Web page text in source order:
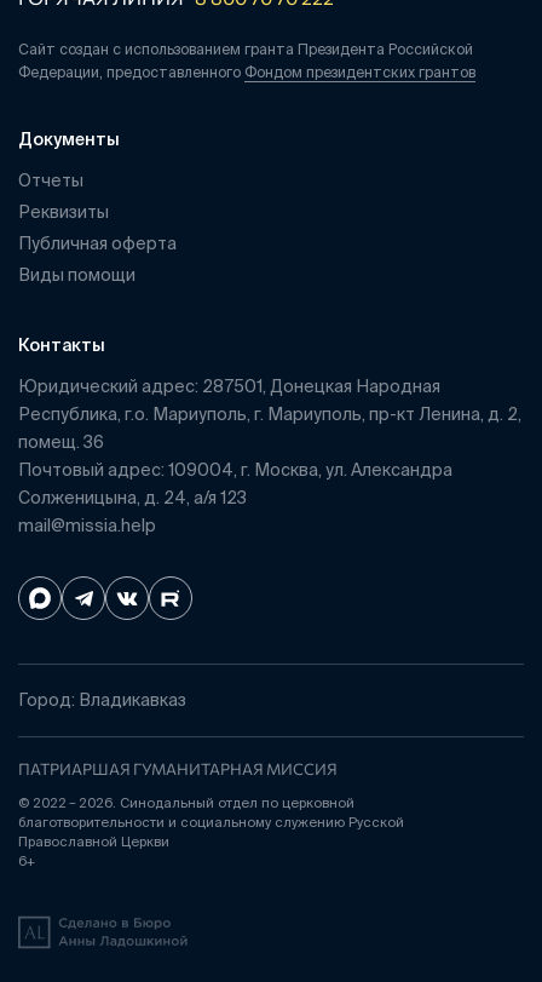
Сайт создан с использованием гранта Президента Российской
Федерации, предоставленного Фондом президентских грантов
Документы
Отчеты
Реквизиты
Публичная оферта
Виды помощи
Контакты
Юридический адрес: 287501, Донецкая Народная
Республика, г.о. Мариуполь, г. Мариуполь, пр-кт Ленина, д. 2,
помещ. 36
Почтовый адрес: 109004, г. Москва, ул. Александра
Солженицына, д. 24, а/я 123
mail@missia.help
Город: Владикавказ
ПАТРИАРШАЯ ГУМАНИТАРНАЯ МИССИЯ
© 2022 – 2026. Синодальный отдел по церковной
благотворительности и социальному служению Русской
Православной Церкви
6+